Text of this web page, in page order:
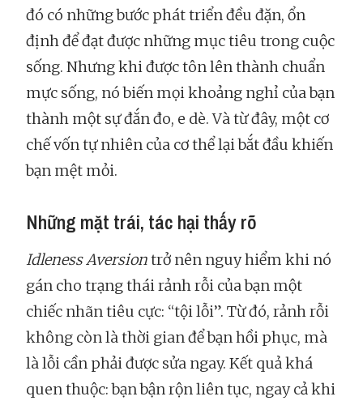
đó có những bước phát triển đều đặn, ổn
định để đạt được những mục tiêu trong cuộc
sống. Nhưng khi được tôn lên thành chuẩn
mực sống, nó biến mọi khoảng nghỉ của bạn
thành một sự đắn đo, e dè. Và từ đây, một cơ
chế vốn tự nhiên của cơ thể lại bắt đầu khiến
bạn mệt mỏi.
Những mặt trái, tác hại thấy rõ
Idleness Aversiontrở nên nguy hiểm khi nó
gán cho trạng thái rảnh rỗi của bạn một
chiếc nhãn tiêu cực: “tội lỗi”. Từ đó, rảnh rỗi
không còn là thời gian để bạn hồi phục, mà
là lỗi cần phải được sửa ngay. Kết quả khá
quen thuộc: bạn bận rộn liên tục, ngay cả khi